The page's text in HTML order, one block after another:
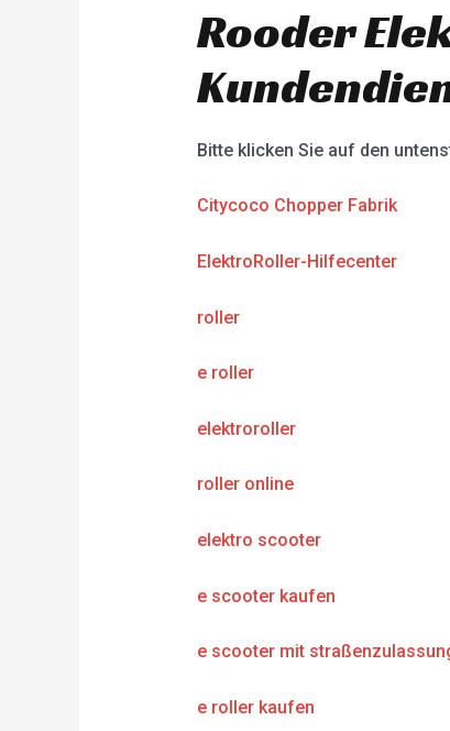
Rooder
Bitte klicken Sie auf den
Citycoco Chopper Fabrik
ElektroRoller-Hilfecenter
roller
e roller
elektroroller
roller online
elektro scooter
e scooter kaufen
e scooter mit
e roller kaufen